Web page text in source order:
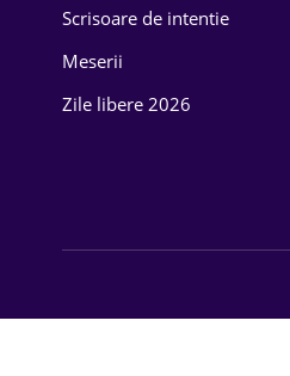
Scrisoare de intentie
Meserii
Zile libere 2026